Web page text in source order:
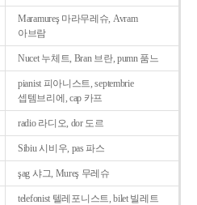
Maramureş 마라무레슈, Avram
아브람
Nucet 누체트, Bran 브란, pumn 품느
pianist 피아니스트, septembrie
셉템브리에, cap 카프
radio 라디오, dor 도르
Sibiu 시비우, pas 파스
şag 샤그, Mureş 무레슈
telefonist 텔레포니스트, bilet 빌레트